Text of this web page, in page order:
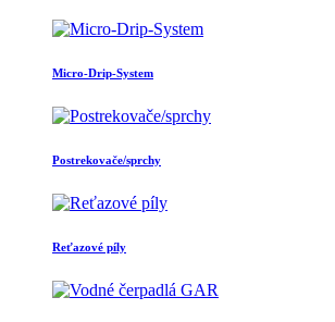
Micro-Drip-System
Postrekovače/sprchy
Reťazové píly